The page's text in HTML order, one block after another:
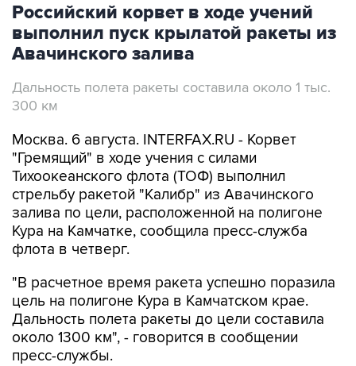
Российский корвет в ходе учений
выполнил пуск крылатой ракеты из
Авачинского залива
Дальность полета ракеты составила около 1 тыс.
300 км
Москва. 6 августа. INTERFAX.RU - Корвет
"Гремящий" в ходе учения с силами
Тихоокеанского флота (ТОФ) выполнил
стрельбу ракетой "Калибр" из Авачинского
залива по цели, расположенной на полигоне
Кура на Камчатке, сообщила пресс-служба
флота в четверг.
"В расчетное время ракета успешно поразила
цель на полигоне Кура в Камчатском крае.
Дальность полета ракеты до цели составила
около 1300 км", - говорится в сообщении
пресс-службы.